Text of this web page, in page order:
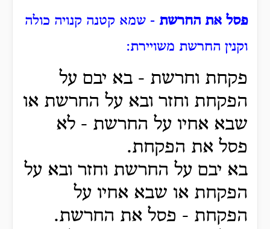
פסל את החרשת - שמא קטנה קנויה כולה
וקנין החרשת משויירת:
פקחת וחרשת - בא יבם על
הפקחת וחזר ובא על החרשת או
שבא אחיו על החרשת - לא
פסל את הפקחת.
בא יבם על החרשת וחזר ובא על
הפקחת או שבא אחיו על
הפקחת - פסל את החרשת.